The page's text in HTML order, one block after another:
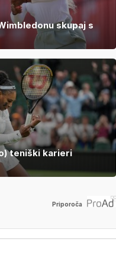
skupaj s
teniški karieri
Priporoča